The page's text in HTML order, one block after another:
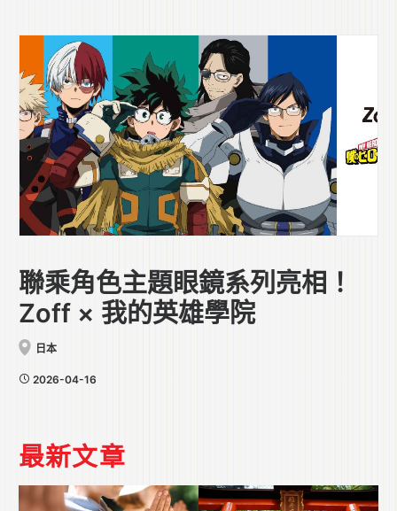
聯乘角色主題眼鏡系列亮相！
Zoff × 我的英雄學院
日本
2026-04-16
最新文章